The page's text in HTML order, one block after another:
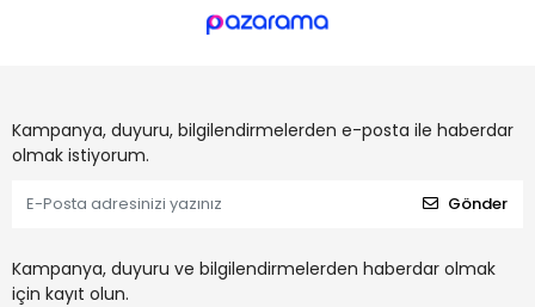
Kampanya, duyuru, bilgilendirmelerden e-posta ile haberdar
olmak istiyorum.
Gönder
Kampanya, duyuru ve bilgilendirmelerden haberdar olmak
için kayıt olun.